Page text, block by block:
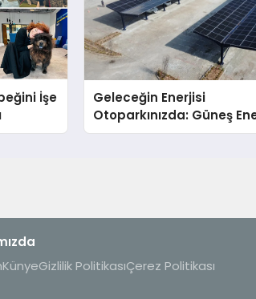
İşe
Geleceğin Enerjisi
Otoparkınızda: Güneş
Carport (Solar Otopark)
KünyeGizlilik PolitikasıÇerez Politikası